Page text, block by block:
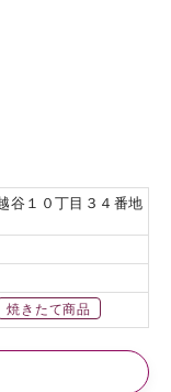
谷１０丁目３４番地
焼きたて商品